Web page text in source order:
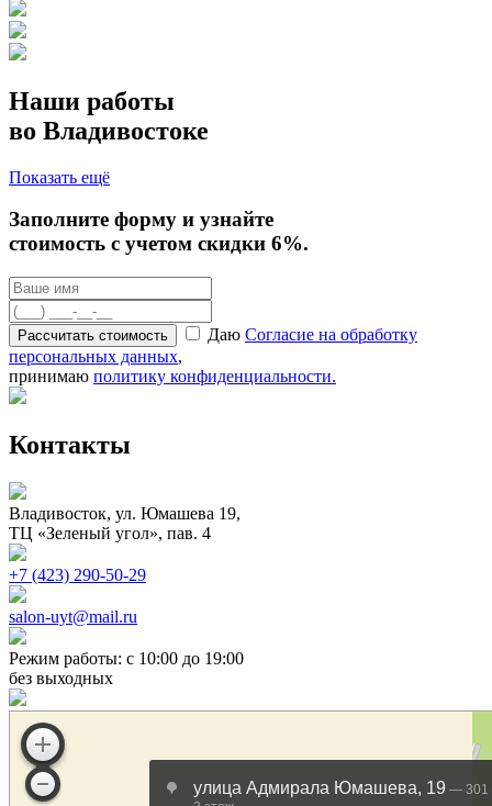
Наши работы
во Владивостоке
Показать ещё
Заполните форму и узнайте
стоимость с учетом скидки 6%.
Даю Согласие на обработку
персональных данных,
принимаю политику конфиденциальности.
Контакты
Владивосток, ул. Юмашева 19,
ТЦ «Зеленый угол», пав. 4
+7 (423) 290-50-29
salon-uyt@mail.ru
Режим работы: c 10:00 до 19:00
без выходных